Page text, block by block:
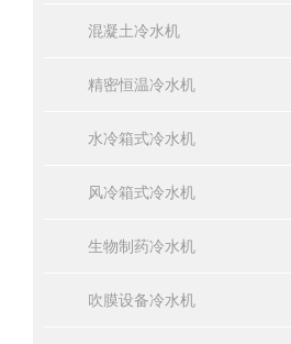
混凝土冷水机
精密恒温冷水机
水冷箱式冷水机
风冷箱式冷水机
生物制药冷水机
吹膜设备冷水机